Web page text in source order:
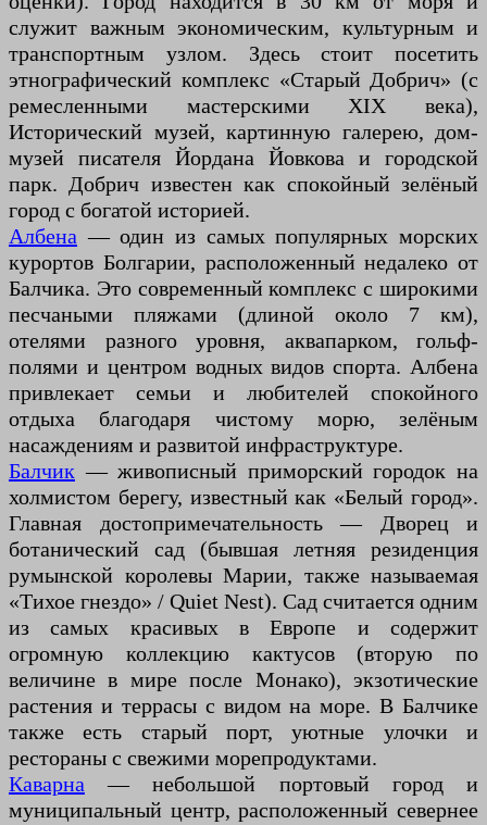
служит важным экономическим, культурным и
транспортным узлом. Здесь стоит посетить
этнографический комплекс «Старый Добрич» (с
ремесленными мастерскими XIX века),
Исторический музей, картинную галерею, дом-
музей писателя Йордана Йовкова и городской
парк. Добрич известен как спокойный зелёный
город с богатой историей.
Албена — один из самых популярных морских
курортов Болгарии, расположенный недалеко от
Балчика. Это современный комплекс с широкими
песчаными пляжами (длиной около 7 км),
отелями разного уровня, аквапарком, гольф-
полями и центром водных видов спорта. Албена
привлекает семьи и любителей спокойного
отдыха благодаря чистому морю, зелёным
насаждениям и развитой инфраструктуре.
Балчик — живописный приморский городок на
холмистом берегу, известный как «Белый город».
Главная достопримечательность — Дворец и
ботанический сад (бывшая летняя резиденция
румынской королевы Марии, также называемая
«Тихое гнездо» / Quiet Nest). Сад считается одним
из самых красивых в Европе и содержит
огромную коллекцию кактусов (вторую по
величине в мире после Монако), экзотические
растения и террасы с видом на море. В Балчике
также есть старый порт, уютные улочки и
рестораны с свежими морепродуктами.
Каварна — небольшой портовый город и
муниципальный центр, расположенный севернее